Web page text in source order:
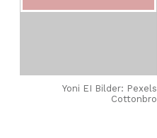
Yoni EI Bilder: Pexels
Cottonbro